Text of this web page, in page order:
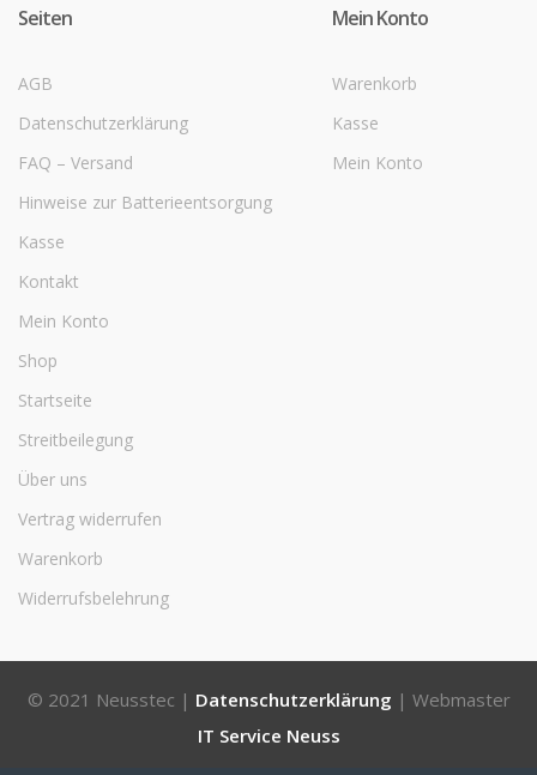
Seiten
AGB
Datenschutzerklärung
FAQ – Versand
Hinweise zur Batterieentsorgung
Kasse
Kontakt
Mein Konto
Shop
Startseite
Streitbeilegung
Über uns
Vertrag widerrufen
Warenkorb
Widerrufsbelehrung
Mein Konto
Warenkorb
Kasse
Mein Konto
© 2021 Neusstec | Datenschutzerklärung | Webmaster
IT Service Neuss